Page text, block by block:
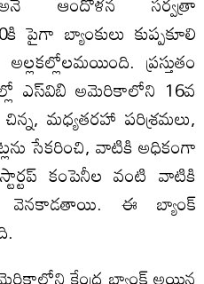
పైగా బ్యాంకులు కుప్పకూలి
ప్రస్తుతం
ఎస్‌విబి అమెరికాలోని 16వ
మధ్యతరహా పరిశ్రమలు,
సేకరించి, వాటికి అధికంగా
కంపెనీల వంటి వాటికి
వెనకాడతాయి. ఈ బ్యాంక్‌